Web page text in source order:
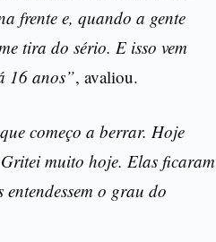
frente e, quando a gente
tira do sério. E isso vem
16 anos”, avaliou.
começo a berrar. Hoje
muito hoje. Elas ficaram
o grau do